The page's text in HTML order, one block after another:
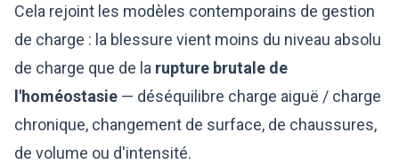
Cela rejoint les modèles contemporains de gestion
de charge : la blessure vient moins du niveau absolu
de charge que de la rupture brutale de
l'homéostasie — déséquilibre charge aiguë / charge
chronique, changement de surface, de chaussures,
de volume ou d'intensité.